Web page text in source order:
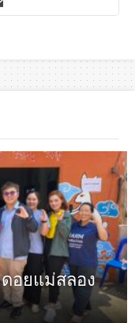
อยแม่สลอง